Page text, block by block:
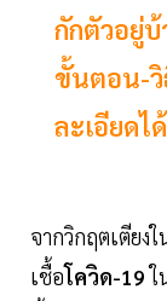
กักตัวอยู่
ขั้นตอน-วิ
ละเอียดไ
จากวิกฤตเตียง
เชื้อโควิด-19ใ